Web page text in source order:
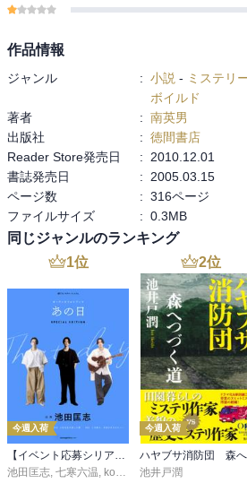
作品情報
ジャンル : 小説 - ミステリ
ボイルド
著者
: 南英男
出版社
: 徳間書店
Reader Store発売日
:
2010.12.01
書誌発売日
:
2005.03.15
ページ数
: 316ページ
ファイルサイズ
: 0.3MB
同じジャンルのランキング
1位
今週入荷
【イベント応募シリアルコード付】池田匡志出演・オーディオフォトブック「あの日」SPECIAL EDITION（音声／動画付）
池田匡志, 七寒六温, konoko58 ,村崎キコ
2位
今週入荷
池井戸潤